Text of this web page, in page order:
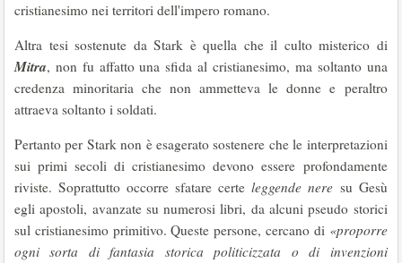
cristianesimo nei territori dell'impero romano.
Altra tesi sostenute da Stark è quella che il culto misterico di
Mitra, non fu affatto una sfida al cristianesimo, ma soltanto una
credenza minoritaria che non ammetteva le donne e peraltro
attraeva soltanto i soldati.
Pertanto per Stark non è esagerato sostenere che le interpretazioni
sui primi secoli di cristianesimo devono essere profondamente
riviste. Soprattutto occorre sfatare certeleggende nere su Gesù
egli apostoli, avanzate su numerosi libri, da alcuni pseudo storici
sul cristianesimo primitivo. Queste persone, cercano di «proporre
ogni sorta di fantasia storica politicizzata o di invenzioni